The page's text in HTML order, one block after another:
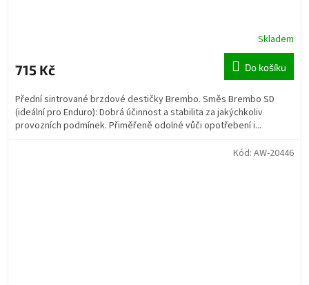
Skladem
715 Kč Do košíku
Přední sintrované brzdové destičky Brembo. Směs Brembo SD
(ideální pro Enduro): Dobrá účinnost a stabilita za jakýchkoliv
provozních podmínek. Přiměřeně odolné vůči opotřebení i...
Kód: AW-20446